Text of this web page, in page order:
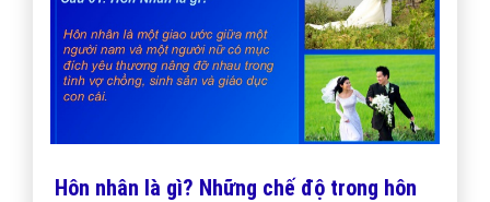
Hôn nhân là gì? Những chế độ trong hôn